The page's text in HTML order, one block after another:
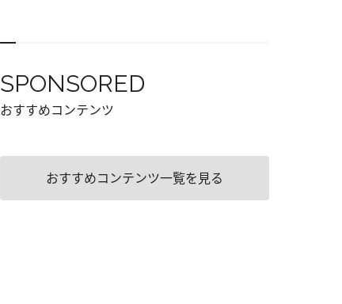
SPONSORED
おすすめコンテンツ
おすすめコンテンツ一覧を見る